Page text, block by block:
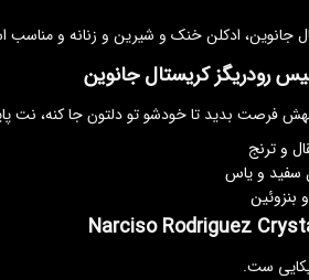
جانوین، ادکلن خنک و شیرین و زنانه و مناسب
رودریگز کریستال جانوین
فرصت بدید تا خودشو تو دلتون جا کنه، نت
و ترنج
سفید و یاس
بنزوئین
ست.